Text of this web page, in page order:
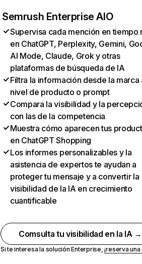
Semrush Enterprise AIO
Supervisa cada mención en tiempo
en ChatGPT, Perplexity, Gemini,
AI Mode, Claude, Grok y otras
plataformas de búsqueda de IA
Filtra la información desde la marca
nivel de producto o prompt
Compara la visibilidad y la
con las de la competencia
Muestra cómo aparecen tus
en ChatGPT Shopping
Los informes personalizables y la
asistencia de expertos te ayudan a
proteger tu mensaje y a convertir la
visibilidad de la IA en crecimiento
cuantificable
Comsulta tu visibilidad en la IA →
Si te interesa la solución Enterprise,¡reserva